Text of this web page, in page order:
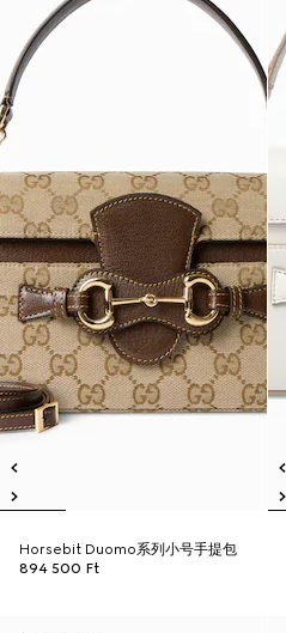
Horsebit Duomo系列小号手提包
894 500 Ft